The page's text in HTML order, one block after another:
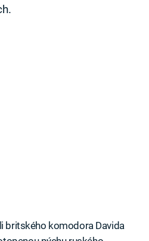
britského komodora Davida